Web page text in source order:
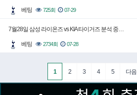
베팅 725회 07-29
7월28일 삼성 라이온즈 vs KIA 타이거즈 분석 중…
베팅 2734회 07-28
1 2 3 4 5 다음